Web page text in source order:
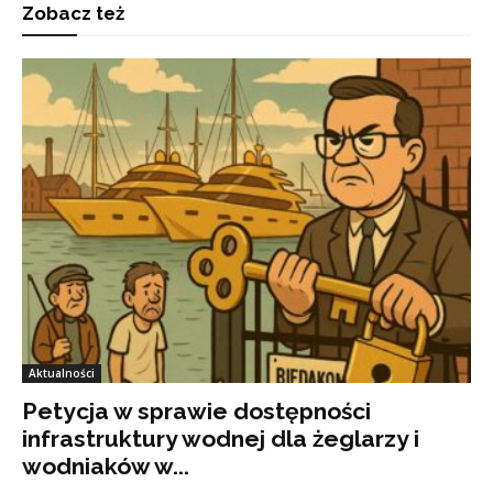
Zobacz też
Aktualności
Petycja w sprawie dostępności
infrastruktury wodnej dla żeglarzy i
wodniaków w...